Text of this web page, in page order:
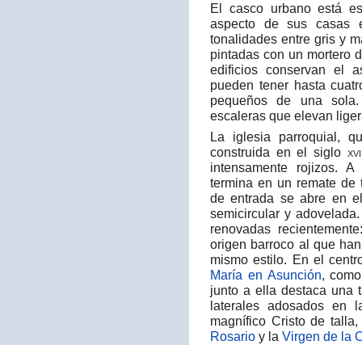
El casco urbano está
aspecto de sus casas
tonalidades entre gris y
pintadas con un mortero
edificios conservan el
pueden tener hasta
pequeños de una
escaleras que elevan
La iglesia parroquial,
construida en el siglo
intensamente rojizos.
termina en un remate de
de entrada se abre en
semicircular y
renovadas
origen barroco al que
mismo estilo. En el
María en Asunción,
junto a ella destaca una
laterales adosados en
magnífico Cristo de
Rosario y la Virgen de la